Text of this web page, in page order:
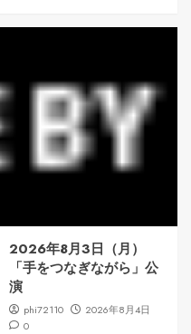
2026年8月3日（月）
「手をつなぎながら」公
演
phi72110
2026年8月4日
0